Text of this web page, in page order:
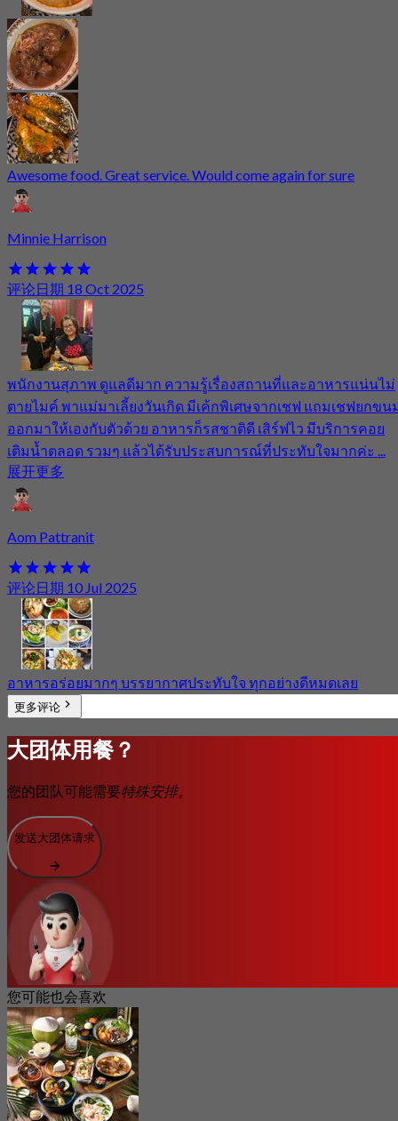
Awesome food. Great service. Would come again for sure
Minnie Harrison
评论日期 18 Oct 2025
พนักงานสุภาพ ดูแลดีมาก ความรู้เรื่องสถานที่และอาหารแน่นไม่
ตายไมค์ พาแม่มาเลี้ยงวันเกิด มีเค้กพิเศษจากเชฟ แถมเชฟยกขน
ออกมาให้เองกับตัวด้วย อาหารก็รสชาติดี เสิร์ฟไว มีบริการคอย
เติมน้ำตลอด รวมๆ แล้วได้รับประสบการณ์ที่ประทับใจมากค่ะ ...
展开更多
Aom Pattranit
评论日期 10 Jul 2025
อาหารอร่อยมากๆ บรรยากาศประทับใจ ทุกอย่างดีหมดเลย
更多评论
大团体用餐？
您的团队可能需要特殊安排。
发送大团体请求
您可能也会喜欢